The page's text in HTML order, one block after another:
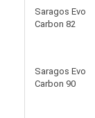
Saragos Evo
Carbon 82
Saragos Evo
Carbon 90